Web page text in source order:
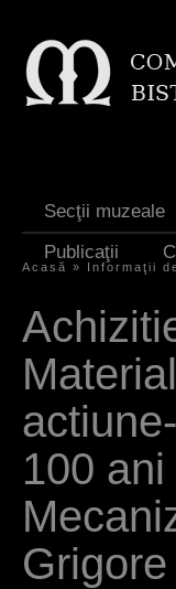
Secţii muzeale
Publicaţii
ş
t
i
a
i
c
i
Acasă » Informaţii
100